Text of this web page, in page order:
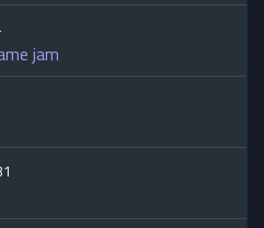
jam